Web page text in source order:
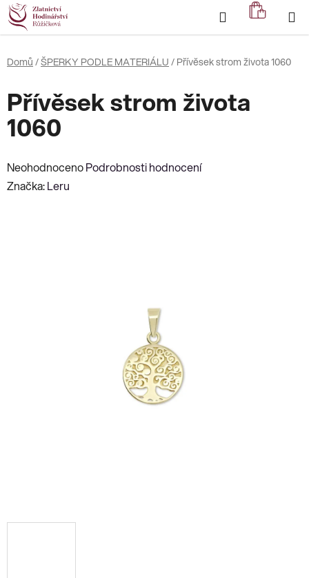
Přejít
na
obsah
Hledat
KOŠÍK
Domů /ŠPERKY PODLE MATERIÁLU / Přívěsek strom života 1060
Přívěsek strom života
1060
Průměrné
hodnocení
NeohodnocenoPodrobnosti hodnocení
Značka:Leru